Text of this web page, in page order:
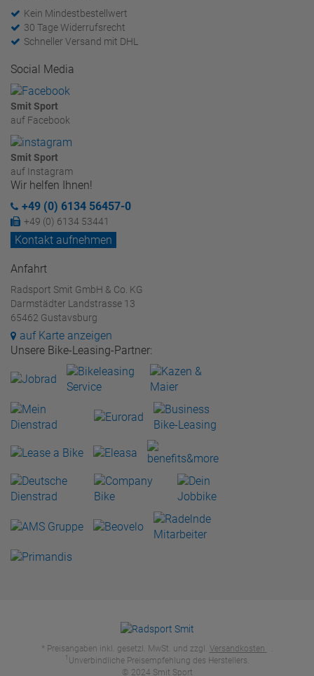
Kein Mindestbestellwert
30 Tage Widerrufsrecht
Schneller Versand mit DHL
Social Media
Smit Sport
auf Facebook
Smit Sport
auf Instagram
Wir helfen Ihnen!
+49 (0) 6134 56457-0
+49 (0) 6134 53441
Kontakt aufnehmen
Anfahrt
Radsport Smit GmbH & Co. KG
Darmstädter Landstrasse 13
65462 Gustavsburg
auf Karte anzeigen
Unsere Bike-Leasing-Partner:
* Preisangaben inkl. gesetzl. MwSt. und zzgl. Versandkosten .
1 Unverbindliche Preisempfehlung des Herstellers.
© 2024 Smit Sport